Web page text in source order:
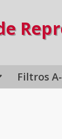
Filtros